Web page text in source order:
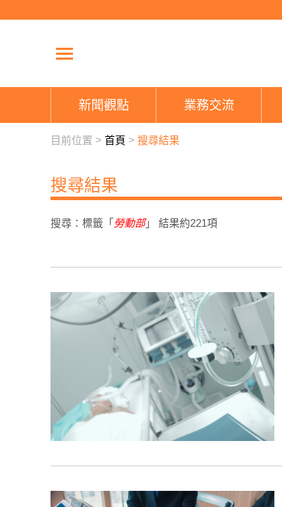
新聞觀點 業務交流
目前位置 > 首頁 > 搜尋結果
搜尋結果
搜尋：標籤「 勞動部」 結果約221項